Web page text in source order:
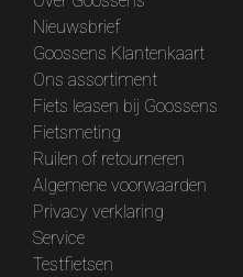
‎Nieuwsbrief
Goossens Klantenkaart
Ons assortiment
Fiets leasen bij Goossens
Fietsmeting
Ruilen of retourneren
Algemene voorwaarden
Privacy verklaring
Service
Testfietsen